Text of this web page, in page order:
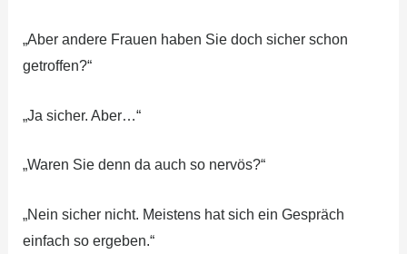
„Aber andere Frauen haben Sie doch sicher schon
getroffen?“
„Ja sicher. Aber…“
„Waren Sie denn da auch so nervös?“
„Nein sicher nicht. Meistens hat sich ein Gespräch
einfach so ergeben.“